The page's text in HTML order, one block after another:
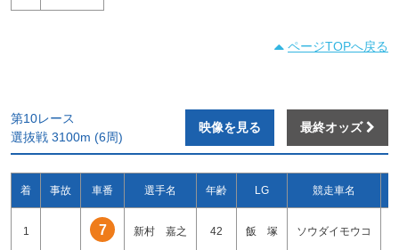
ページTOPへ戻る
第10レース
選抜戦 3100m (6周)
映像を見る 最終オッズ
着 事故 車番 選手名 年齢 LG 競走車名
1 7 新村 嘉之 42 飯 塚 ソウダイモウコ